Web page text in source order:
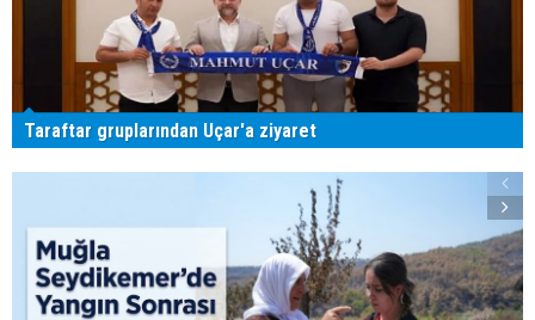
Taraftar gruplarından Uçar'a ziyaret